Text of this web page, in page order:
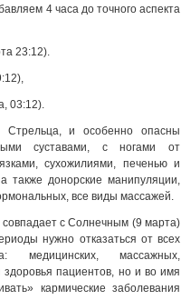
4 часа до точного аспекта
23:12).
03:12).
и особенно опасны
суставами, с ногами от
сухожилиями, печенью и
также донорские манипуляции,
все виды массажей.
с Солнечным (9 марта)
нужно отказаться от всех
медицинских, массажных,
пациентов, но и во имя
кармические заболевания